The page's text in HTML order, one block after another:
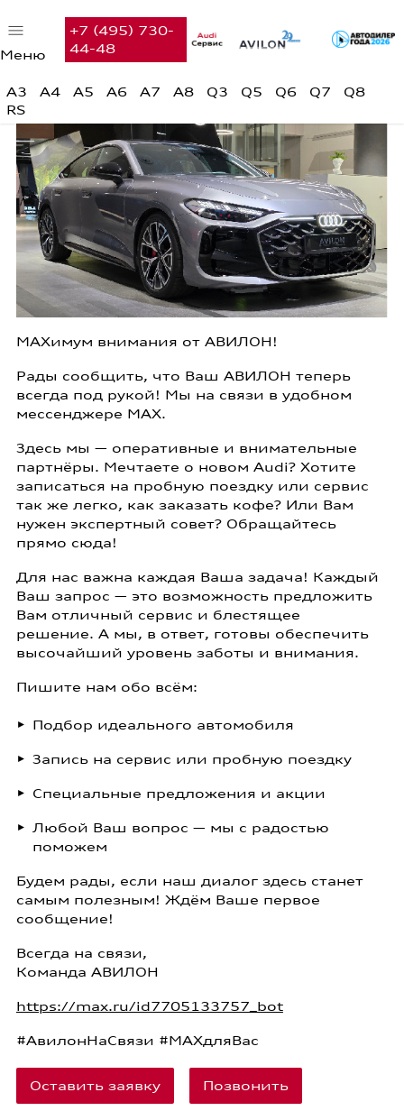
Меню
+7 (495) 730-
44-48
A3 A4 A5 A6 A7 A8 Q3 Q5 Q6 Q7
Q8
RS
Предложения недели
Финансовые услуги
Сервис
Вакансии
Контакты
MAXимум внимания от АВИЛОН!
Рады сообщить, что Ваш АВИЛОН теперь
всегда под рукой! Мы на связи в удобном
мессенджере MAX.
Здесь мы — оперативные и внимательные
партнёры. Мечтаете о новом Audi? Хотите
записаться на пробную поездку или сервис
так же легко, как заказать кофе? Или Вам
нужен экспертный совет? Обращайтесь
прямо сюда!
Для нас важна каждая Ваша задача! Каждый
Ваш запрос — это возможность предложить
Вам отличный сервис и блестящее
решение. А мы, в ответ, готовы обеспечить
высочайший уровень заботы и внимания.
Пишите нам обо всём:
Подбор идеального автомобиля
Запись на сервис или пробную поездку
Специальные предложения и акции
Любой Ваш вопрос — мы с радостью
поможем
Будем рады, если наш диалог здесь станет
самым полезным! Ждём Ваше первое
сообщение!
Всегда на связи,
Команда АВИЛОН
https://max.ru/id7705133757_bot
#АвилонНаСвязи #MAXдляВас
Оставить заявку Позвонить